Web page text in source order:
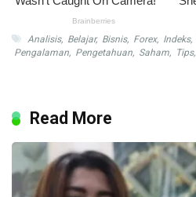
Analisis, Belajar, Bisnis, Forex, Indeks,
Pengalaman, Pengetahuan, Saham, Tips,
Read More